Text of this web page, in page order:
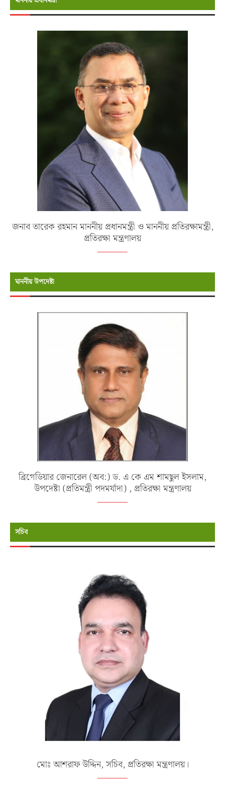
জনাব তারেক রহমান মাননীয় প্রধানমন্ত্রী ও মাননীয় প্রতিরক্ষামন্ত্রী,
প্রতিরক্ষা মন্ত্রণালয়
মাননীয় উপদেষ্টা
ব্রিগেডিয়ার জেনারেল (অব:) ড. এ কে এম শামছুল ইসলাম,
উপদেষ্টা (প্রতিমন্ত্রী পদমর্যাদা) , প্রতিরক্ষা মন্ত্রণালয়
সচিব
মোঃ আশরাফ উদ্দিন, সচিব, প্রতিরক্ষা মন্ত্রণালয়।